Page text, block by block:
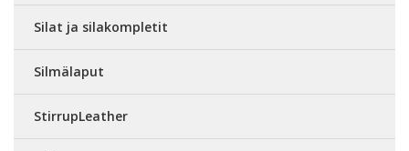
Silat ja silakompletit
Silmälaput
StirrupLeather